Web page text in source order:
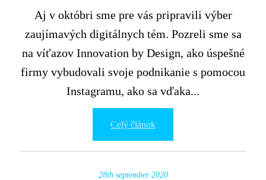
Aj v októbri sme pre vás pripravili výber
zaujímavých digitálnych tém. Pozreli sme sa
na víťazov Innovation by Design, ako úspešné
firmy vybudovali svoje podnikanie s pomocou
Instagramu, ako sa vďaka...
Celý článok
28th september 2020